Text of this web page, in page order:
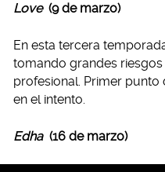
Love (9 de marzo)
En esta tercera
tomando grandes
profesional. Primer punto
en el intento.
Edha (16 de marzo)